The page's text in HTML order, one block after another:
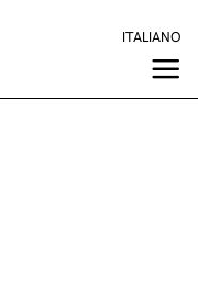
ITALIANO